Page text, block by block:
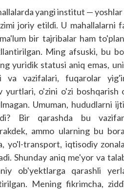
yangi institut —
joriy etildi. U mahallalarni
bir tajribalar ham
Ming afsuski, bu
yuridik statusi aniq emas,
va vazifalari, fuqarolar
yurtlari, o'zini o'zi boshqarish
Umuman, hududlarni
Bir qarashda bu
ammo ularning bu
yo'l-transport, iqtisodiy
Shunday aniq me'yor va
ob'yektlarga qarashli
Mening fikrimcha,